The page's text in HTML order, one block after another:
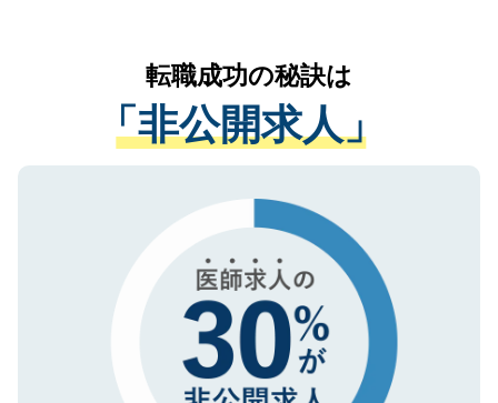
は、個人情報の取り扱いについての厳密な
管理基準を満たした事業者のみに付与され
る、プライバシーマークを取得済みです。
ご登録いただいた個人情報は、SSL（デー
で、機密保持に関してもご安心ください。
かがいして、現在の医療機関の状況や紹介
経験をまじえながら、適切なアドバイスを
させていただきます。すぐにご転職をされ
ない方には、長期的なサポートが可能です
ので、まずはご登録ください。
転職成功の秘訣は
「非公開求人」